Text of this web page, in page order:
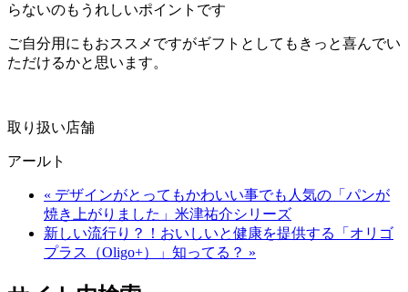
らないのもうれしいポイントです
ご自分用にもおススメですがギフトとしてもきっと喜んでい
ただけるかと思います。
取り扱い店舗
アールト
« デザインがとってもかわいい事でも人気の「パンが
焼き上がりました」米津祐介シリーズ
新しい流行り？！おいしいと健康を提供する「オリゴ
プラス（Oligo+）」知ってる？ »